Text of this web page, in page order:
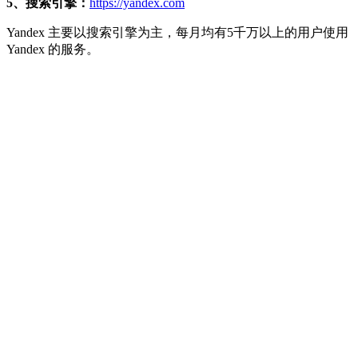
Yandex 主要以搜索引擎为主，每月均有5千万以上的用户使用
Yandex 的服务。